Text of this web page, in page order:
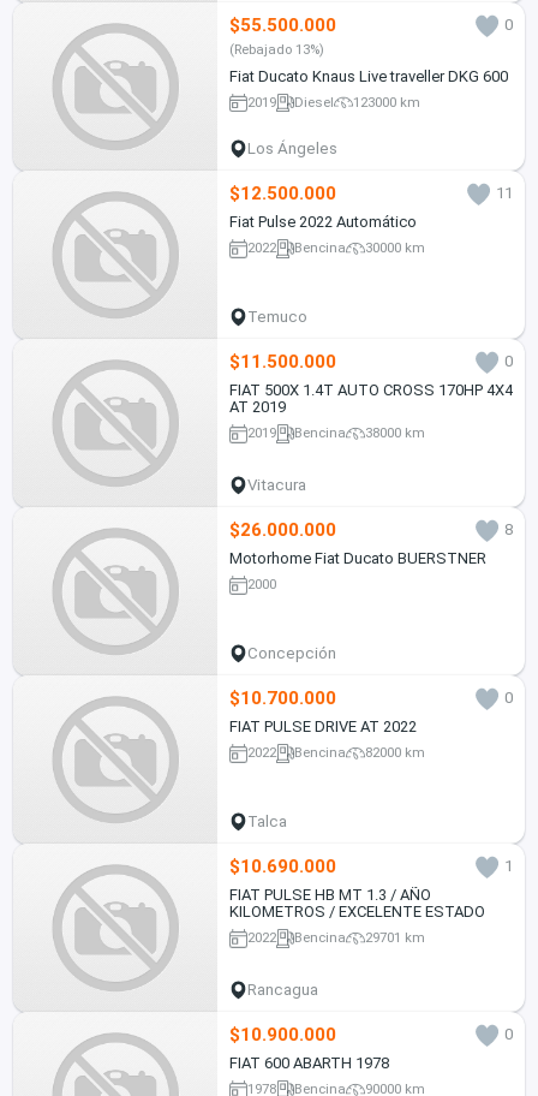
$55.500.000 0
(Rebajado 13%)
Fiat Ducato Knaus Live traveller DKG 600
2019 Diesel 123000 km
Los Ángeles
$12.500.000
11
Fiat Pulse 2022 Automático
2022 Bencina 30000 km
Temuco
$11.500.000
0
FIAT 500X 1.4T AUTO CROSS 170HP 4X4
AT 2019
2019 Bencina 38000 km
Vitacura
$26.000.000
8
Motorhome Fiat Ducato BUERSTNER
2000
Concepción
$10.700.000
0
FIAT PULSE DRIVE AT 2022
2022 Bencina 82000 km
Talca
$10.690.000
1
FIAT PULSE HB MT 1.3 / AÑO
KILOMETROS / EXCELENTE ESTADO
2022 Bencina 29701 km
Rancagua
$10.900.000
0
FIAT 600 ABARTH 1978
1978 Bencina 90000 km